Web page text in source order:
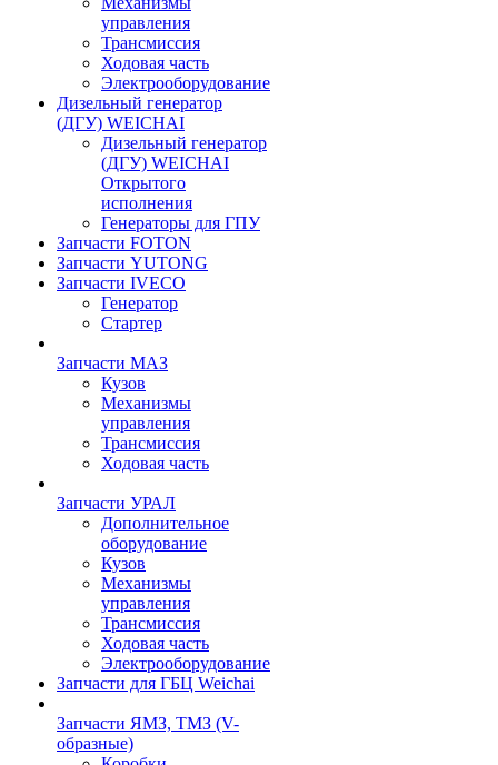
управления
Трансмиссия
Ходовая часть
Электрооборудование
Дизельный генератор
(ДГУ) WEICHAI
Дизельный генератор
(ДГУ) WEICHAI
Открытого
исполнения
Генераторы для ГПУ
Запчасти FOTON
Запчасти YUTONG
Запчасти IVECO
Генератор
Стартер
Запчасти МАЗ
Кузов
Механизмы
управления
Трансмиссия
Ходовая часть
Запчасти УРАЛ
Дополнительное
оборудование
Кузов
Механизмы
управления
Трансмиссия
Ходовая часть
Электрооборудование
Запчасти для ГБЦ Weichai
Запчасти ЯМЗ, ТМЗ (V-
образные)